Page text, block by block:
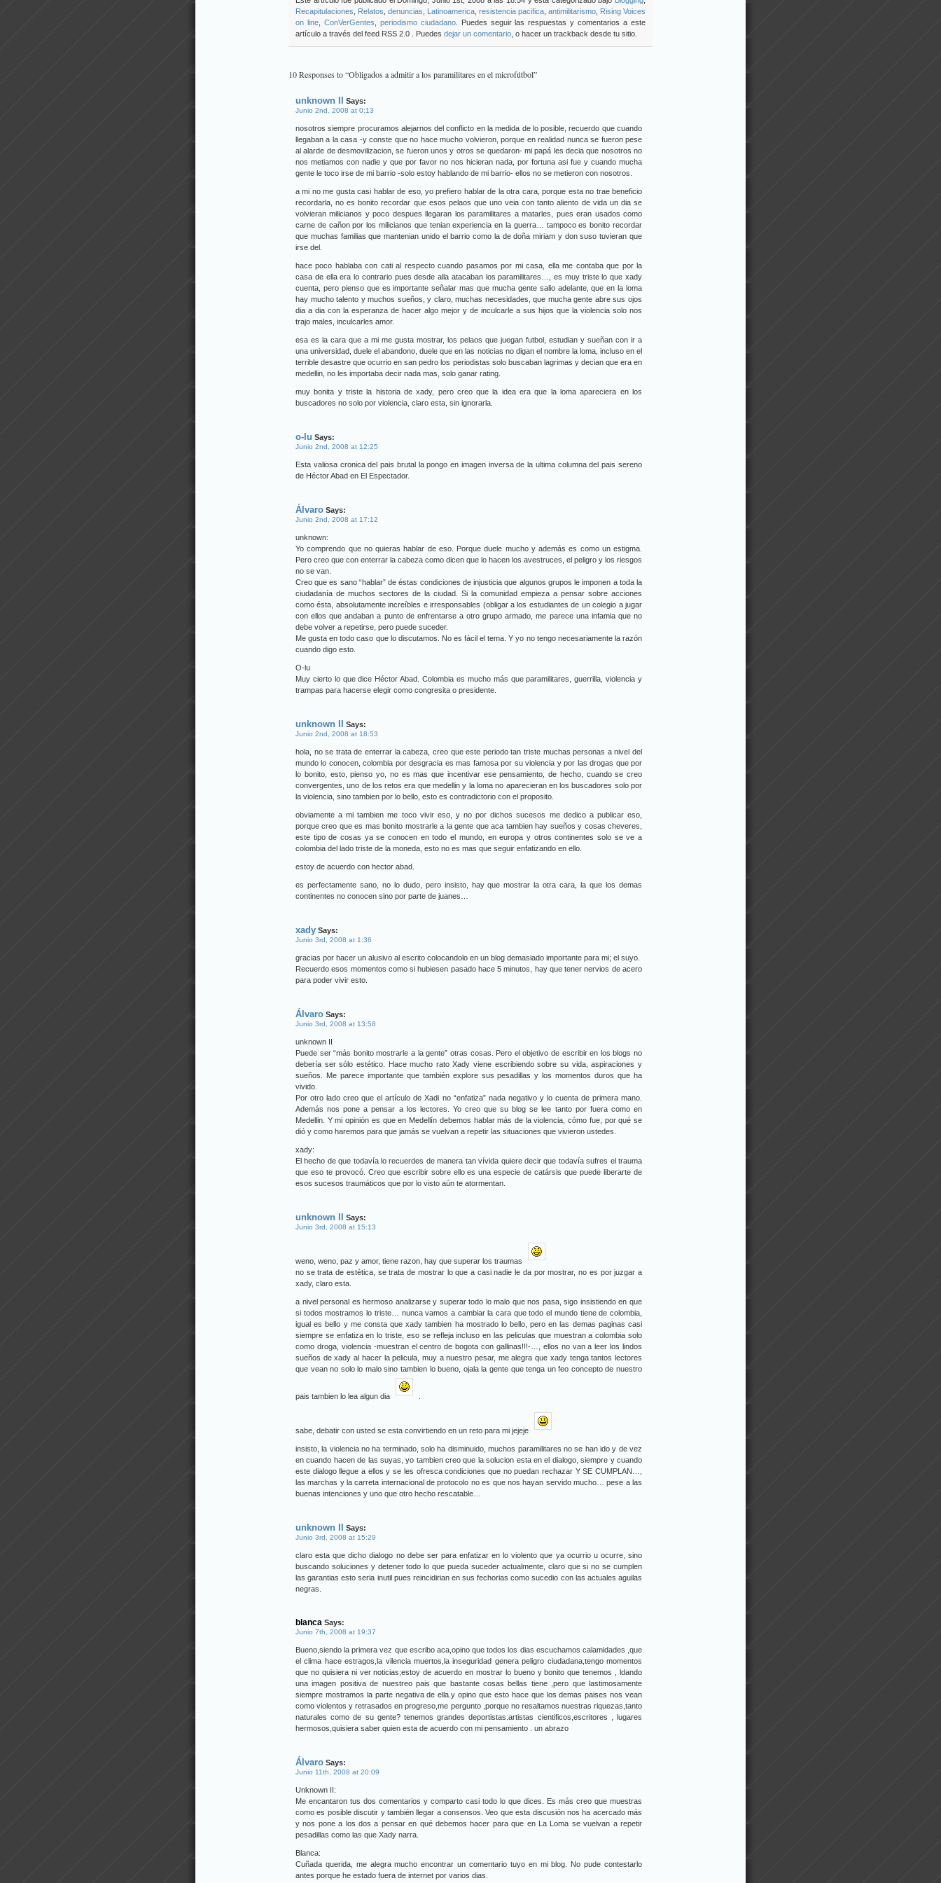
Recapitulaciones
Relatos denuncias Latinoamerica resistencia pacifica antimilitarismo Rising Voices
on line, ConVerGentes periodismo ciudadano. Puedes seguir las respuestas y comentarios a este
artículo a través del feed RSS 2.0 . Puedes dejar un comentario , o hacer un trackback desde tu sitio.
10 Responses to “Obligados a admitir a los paramilitares en el microfútbol”
unknown II Says:
Junio 2nd, 2008 at 0:13
nosotros siempre procuramos alejarnos del conflicto en la medida de lo posible, recuerdo que cuando
llegaban a la casa -y conste que no hace mucho volvieron, porque en realidad nunca se fueron pese
al alarde de desmovilizacion, se fueron unos y otros se quedaron- mi papá les decia que nosotros no
nos metiamos con nadie y que por favor no nos hicieran nada, por fortuna asi fue y cuando mucha
gente le toco irse de mi barrio -solo estoy hablando de mi barrio- ellos no se metieron con nosotros.
a mi no me gusta casi hablar de eso, yo prefiero hablar de la otra cara, porque esta no trae beneficio
recordarla, no es bonito recordar que esos pelaos que uno veia con tanto aliento de vida un dia se
volvieran milicianos y poco despues llegaran los paramilitares a matarles, pues eran usados como
carne de cañon por los milicianos que tenian experiencia en la guerra… tampoco es bonito recordar
que muchas familias que mantenian unido el barrio como la de doña miriam y don suso tuvieran que
irse del.
hace poco hablaba con cati al respecto cuando pasamos por mi casa, ella me contaba que por la
casa de ella era lo contrario pues desde alla atacaban los paramilitares…, es muy triste lo que xady
cuenta, pero pienso que es importante señalar mas que mucha gente salio adelante, que en la loma
hay mucho talento y muchos sueños, y claro, muchas necesidades, que mucha gente abre sus ojos
dia a dia con la esperanza de hacer algo mejor y de inculcarle a sus hijos que la violencia solo nos
trajo males, inculcarles amor.
esa es la cara que a mi me gusta mostrar, los pelaos que juegan futbol, estudian y sueñan con ir a
una universidad, duele el abandono, duele que en las noticias no digan el nombre la loma, incluso en el
terrible desastre que ocurrio en san pedro los periodistas solo buscaban lagrimas y decian que era en
medellin, no les importaba decir nada mas, solo ganar rating.
muy bonita y triste la historia de xady, pero creo que la idea era que la loma apareciera en los
buscadores no solo por violencia, claro esta, sin ignorarla.
o-lu Says:
Junio 2nd, 2008 at 12:25
Esta valiosa cronica del pais brutal la pongo en imagen inversa de la ultima columna del pais sereno
de Héctor Abad en El Espectador.
Álvaro Says:
Junio 2nd, 2008 at 17:12
unknown:
Yo comprendo que no quieras hablar de eso. Porque duele mucho y además es como un estigma.
Pero creo que con enterrar la cabeza como dicen que lo hacen los avestruces, el peligro y los riesgos
no se van.
Creo que es sano “hablar” de éstas condiciones de injusticia que algunos grupos le imponen a toda la
ciudadanía de muchos sectores de la ciudad. Si la comunidad empieza a pensar sobre acciones
como ésta, absolutamente increíbles e irresponsables (obligar a los estudiantes de un colegio a jugar
con ellos que andaban a punto de enfrentarse a otro grupo armado, me parece una infamia que no
debe volver a repetirse, pero puede suceder.
Me gusta en todo caso que lo discutamos. No es fácil el tema. Y yo no tengo necesariamente la razón
cuando digo esto.
O-lu
Muy cierto lo que dice Héctor Abad. Colombia es mucho más que paramilitares, guerrilla, violencia y
trampas para hacerse elegir como congresita o presidente.
unknown II Says:
Junio 2nd, 2008 at 18:53
hola, no se trata de enterrar la cabeza, creo que este periodo tan triste muchas personas a nivel del
mundo lo conocen, colombia por desgracia es mas famosa por su violencia y por las drogas que por
lo bonito, esto, pienso yo, no es mas que incentivar ese pensamiento, de hecho, cuando se creo
convergentes, uno de los retos era que medellin y la loma no aparecieran en los buscadores solo por
la violencia, sino tambien por lo bello, esto es contradictorio con el proposito.
obviamente a mi tambien me toco vivir eso, y no por dichos sucesos me dedico a publicar eso,
porque creo que es mas bonito mostrarle a la gente que aca tambien hay sueños y cosas cheveres,
este tipo de cosas ya se conocen en todo el mundo, en europa y otros continentes solo se ve a
colombia del lado triste de la moneda, esto no es mas que seguir enfatizando en ello.
estoy de acuerdo con hector abad.
es perfectamente sano, no lo dudo, pero insisto, hay que mostrar la otra cara, la que los demas
continentes no conocen sino por parte de juanes…
xady Says:
Junio 3rd, 2008 at 1:36
gracias por hacer un alusivo al escrito colocandolo en un blog demasiado importante para mi; el suyo.
Recuerdo esos momentos como si hubiesen pasado hace 5 minutos, hay que tener nervios de acero
para poder vivir esto.
Álvaro Says:
Junio 3rd, 2008 at 13:58
unknown II
Puede ser “más bonito mostrarle a la gente” otras cosas. Pero el objetivo de escribir en los blogs no
debería ser sólo estético. Hace mucho rato Xady viene escribiendo sobre su vida, aspiraciones y
sueños. Me parece importante que también explore sus pesadillas y los momentos duros que ha
vivido.
Por otro lado creo que el artículo de Xadi no “enfatiza” nada negativo y lo cuenta de primera mano.
Además nos pone a pensar a los lectores. Yo creo que su blog se lee tanto por fuera como en
Medellin. Y mi opinión es que en Medellín debemos hablar más de la violencia, cómo fue, por qué se
dió y como haremos para que jamás se vuelvan a repetir las situaciones que vivieron ustedes.
xady:
El hecho de que todavía lo recuerdes de manera tan vívida quiere decir que todavía sufres el trauma
que eso te provocó. Creo que escribir sobre ello es una especie de catársis que puede liberarte de
esos sucesos traumáticos que por lo visto aún te atormentan.
unknown II Says:
Junio 3rd, 2008 at 15:13
weno, weno, paz y amor, tiene razon, hay que superar los traumas
no se trata de estètica, se trata de mostrar lo que a casi nadie le da por mostrar, no es por juzgar a
xady, claro esta.
a nivel personal es hermoso analizarse y superar todo lo malo que nos pasa, sigo insistiendo en que
si todos mostramos lo triste… nunca vamos a cambiar la cara que todo el mundo tiene de colombia,
igual es bello y me consta que xady tambien ha mostrado lo bello, pero en las demas paginas casi
siempre se enfatiza en lo triste, eso se refleja incluso en las peliculas que muestran a colombia solo
como droga, violencia -muestran el centro de bogota con gallinas!!!-…, ellos no van a leer los lindos
sueños de xady al hacer la pelicula, muy a nuestro pesar, me alegra que xady tenga tantos lectores
que vean no solo lo malo sino tambien lo bueno, ojala la gente que tenga un feo concepto de nuestro
pais tambien lo lea algun dia
sabe, debatir con usted se esta convirtiendo en un reto para mi jejeje
insisto, la violencia no ha terminado, solo ha disminuido, muchos paramilitares no se han ido y de vez
en cuando hacen de las suyas, yo tambien creo que la solucion esta en el dialogo, siempre y cuando
este dialogo llegue a ellos y se les ofresca condiciones que no puedan rechazar Y SE CUMPLAN…,
las marchas y la carreta internacional de protocolo no es que nos hayan servido mucho… pese a las
buenas intenciones y uno que otro hecho rescatable…
unknown II Says:
Junio 3rd, 2008 at 15:29
claro esta que dicho dialogo no debe ser para enfatizar en lo violento que ya ocurrio u ocurre, sino
buscando soluciones y detener todo lo que pueda suceder actualmente, claro que si no se cumplen
las garantias esto seria inutil pues reincidirian en sus fechorias como sucedio con las actuales aguilas
negras.
blanca Says:
Junio 7th, 2008 at 19:37
Bueno,siendo la primera vez que escribo aca,opino que todos los dias escuchamos calamidades ,que
el clima hace estragos,la vilencia muertos,la inseguridad genera peligro ciudadana,tengo momentos
que no quisiera ni ver noticias;estoy de acuerdo en mostrar lo bueno y bonito que tenemos , ldando
una imagen positiva de nuestreo pais que bastante cosas bellas tiene ,pero que lastimosamente
siempre mostramos la parte negativa de ella.y opino que esto hace que los demas paises nos vean
como violentos y retrasados en progreso,me pergunto ,porque no resaltamos nuestras riquezas,tanto
naturales como de su gente? tenemos grandes deportistas.artistas cientificos,escritores , lugares
hermosos,quisiera saber quien esta de acuerdo con mi pensamiento . un abrazo
Álvaro Says:
Junio 11th, 2008 at 20:09
Unknown II:
Me encantaron tus dos comentarios y comparto casi todo lo que dices. Es más creo que muestras
como es posible discutir y también llegar a consensos. Veo que esta discusión nos ha acercado más
y nos pone a los dos a pensar en qué debemos hacer para que en La Loma se vuelvan a repetir
pesadillas como las que Xady narra.
Blanca:
Cuñada querida, me alegra mucho encontrar un comentario tuyo en mi blog. No pude contestarlo
antes porque he estado fuera de internet por varios dias.